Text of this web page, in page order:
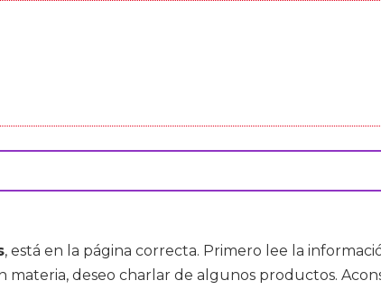
, está en la página correcta. Primero lee la
deseo charlar de algunos productos.